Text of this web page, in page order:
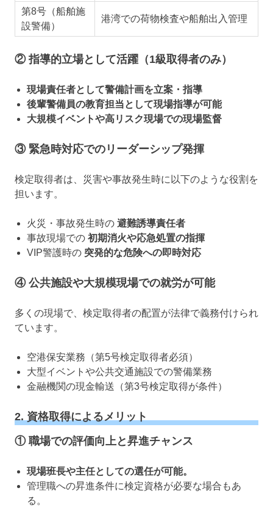
第8号（船舶施
設警備）
港湾での荷物検査や船舶出入管理
② 指導的立場として活躍（1級取得者のみ）
現場責任者として警備計画を立案・指導
後輩警備員の教育担当として現場指導が可能
大規模イベントや高リスク現場での現場監督
③ 緊急時対応でのリーダーシップ発揮
検定取得者は、災害や事故発生時に以下のような役割を
担います。
火災・事故発生時の 避難誘導責任者
事故現場での 初期消火や応急処置の指揮
VIP警護時の 突発的な危険への即時対応
④ 公共施設や大規模現場での就労が可能
多くの現場で、検定取得者の配置が法律で義務付けられ
ています。
空港保安業務（第5号検定取得者必須）
大型イベントや公共交通施設での警備業務
金融機関の現金輸送（第3号検定取得が条件）
2. 資格取得によるメリット
① 職場での評価向上と昇進チャンス
現場班長や主任としての選任が可能。
管理職への昇進条件に検定資格が必要な場合もあ
る。